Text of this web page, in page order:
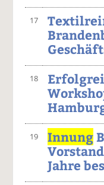
17
18
19 Innung
Jahre